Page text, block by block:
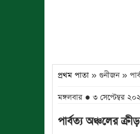
প্রথম পাতা » গুনীজন »
মঙ্গলবার ● ৩ সেপ্টেম্বর
পার্বত্য অঞ্চলের